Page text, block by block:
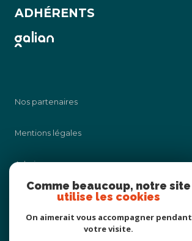
ADHÉRENTS
Nos partenaires
Mentions légales
Admin
Nos honoraires
Comme beaucoup, notre site
utilise les cookies
On aimerait vous accompagner pendant
votre visite.